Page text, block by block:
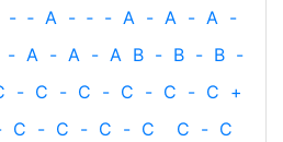
- ‐ A - ‐ - A - A - A -
- A - A - A B - B - B -
- C - C - C - C - C +
C - C - C - C C - C